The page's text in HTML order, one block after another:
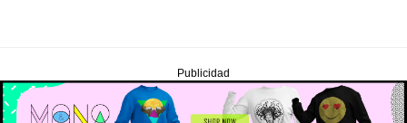
Publicidad